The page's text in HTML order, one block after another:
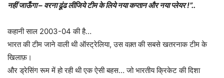
नहीं जाऊँगा – वरना ढूंढ लीजिये टीम के लिये नया कप्तान और नया प्लेयर !”..
कहानी साल 2003-04 की है…
भारत की टीम जाने वाली थी ऑस्ट्रेलिया, उस वक़्त की सबसे खतरनाक टीम के
खिलाफ़।
और ड्रेसिंग रूम में हो रही थी एक ऐसी बहस… जो भारतीय क्रिकेट की दिशा